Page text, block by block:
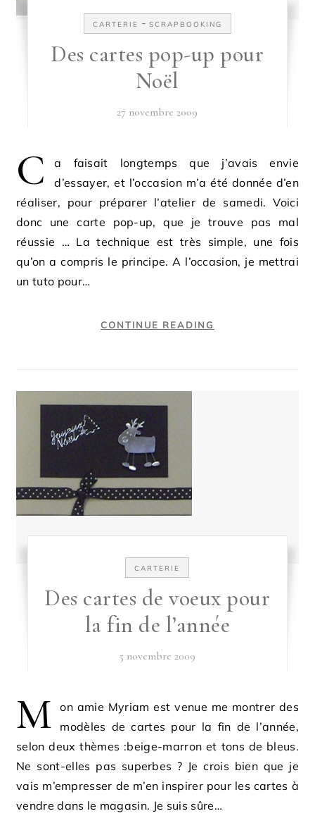
CARTERIE - SCRAPBOOKING
Des cartes pop-up pour
Noël
27 novembre 2009
C
a faisait longtemps que j’avais envie
d’essayer, et l’occasion m’a été donnée d’en
réaliser, pour préparer l’atelier de samedi. Voici
donc une carte pop-up, que je trouve pas mal
réussie … La technique est très simple, une fois
qu’on a compris le principe. A l’occasion, je mettrai
un tuto pour…
CONTINUE READING
CARTERIE
Des cartes de voeux pour
la fin de l’année
5 novembre 2009
M
on amie Myriam est venue me montrer des
modèles de cartes pour la fin de l’année,
selon deux thèmes :beige-marron et tons de bleus.
Ne sont-elles pas superbes ? Je crois bien que je
vais m’empresser de m’en inspirer pour les cartes à
vendre dans le magasin. Je suis sûre…